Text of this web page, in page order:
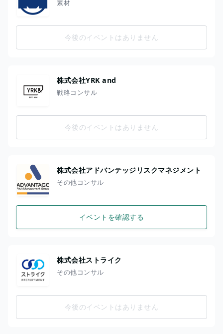
素材
今後のイベントはありません
株式会社YRK and
戦略コンサル
今後のイベントはありません
株式会社アドバンテッジリスクマネジメント
その他コンサル
イベントを確認する
株式会社ストライク
その他コンサル
今後のイベントはありません